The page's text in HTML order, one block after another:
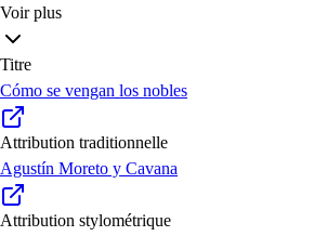
Voir plus
Titre
Cómo se vengan los nobles
Attribution traditionnelle
Agustín Moreto y Cavana
Attribution stylométrique